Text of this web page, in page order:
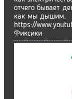
отчего бывает
как мы дышим.
https://
Фиксики